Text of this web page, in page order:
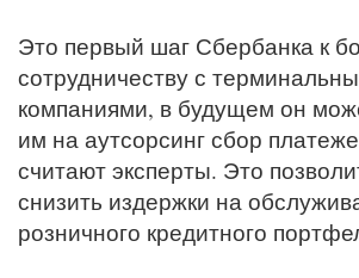
Это первый шаг Сбербанка к
сотрудничеству с
компаниями, в будущем он
им на аутсорсинг сбор
считают эксперты. Это
снизить издержки на
розничного кредитного